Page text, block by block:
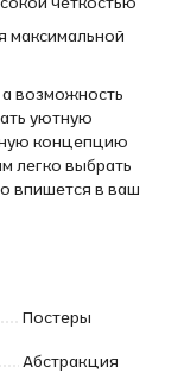
максимальной
возможность
уютную
концепцию
легко выбрать
впишется в ваш
Постеры
Абстракция